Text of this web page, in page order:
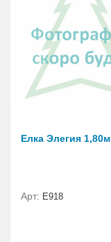
Елка Элегия 1,80м
Арт: E918